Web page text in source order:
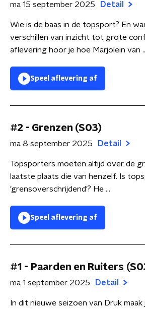
ma 15 september 2025 Detail
Wie is de baas in de topsport? En
verschillen van inzicht tot grote
aflevering hoor je hoe Marjolein van
Speel aflevering af
#2 - Grenzen (S03)
ma 8 september 2025 Detail
Topsporters moeten altijd over de
laatste plaats die van henzelf. Is
'grensoverschrijdend'? He ...
Speel aflevering af
#1 - Paarden en Ruiters
ma 1 september 2025 Detail
In dit nieuwe seizoen van Druk